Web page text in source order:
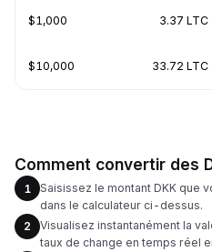
$1,000 3.37 LTC
$10,000 33.72 LTC
Comment convertir des
1
Saisissez le montant DKK que
dans le calculateur ci-dessus.
2
Visualisez instantanément la
taux de change en temps réel